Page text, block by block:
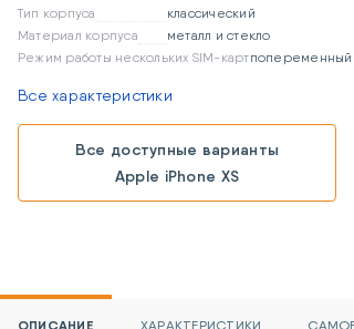
Тип корпуса
классический
Материал корпуса
металл и стекло
Режим работы нескольких SIM-картпопеременный
Все характеристики
Все доступные варианты
Apple iPhone XS
ОПИСАНИЕ ХАРАКТЕРИСТИКИ